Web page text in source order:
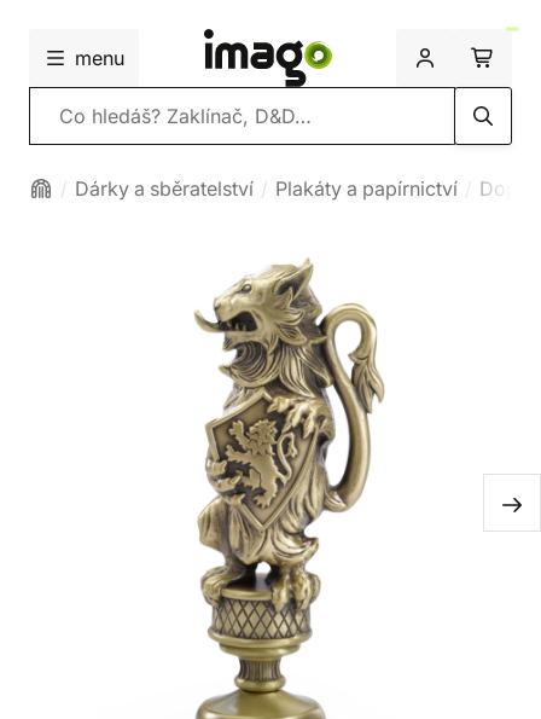
menu
Vyhledávání
Dárky a sběratelství Plakáty a papírnictví